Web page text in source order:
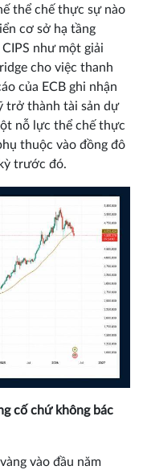
thể chế thực sự nào
cơ sở hạ tầng
như một giải
cho việc thanh
của ECB ghi nhận
trở thành tài sản dự
nỗ lực thể chế thực
thuộc vào đồng đô
trước đó.
cố chứ không bác
vào đầu năm